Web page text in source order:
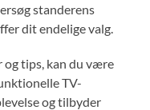
standerens
dit endelige valg.
og tips, kan du være
TV-
og tilbyder